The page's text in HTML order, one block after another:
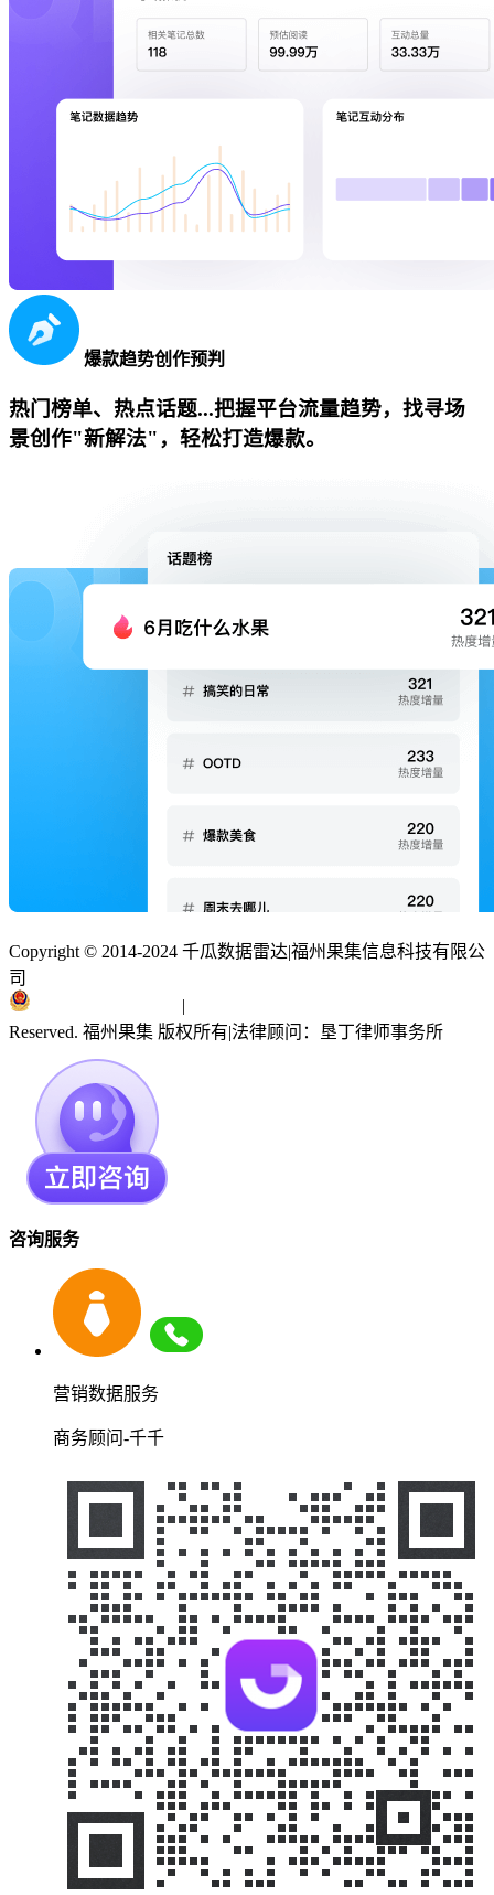
爆款趋势创作预判
热门榜单、热点话题...把握平台流量趋势，找寻场
景创作"新解法"，轻松打造爆款。
Copyright © 2014-2024 千瓜数据雷达|福州果集信息科技有限公
司
|
Reserved. 福州果集 版权所有|法律顾问：垦丁律师事务所
咨询服务
营销数据服务
商务顾问-千千